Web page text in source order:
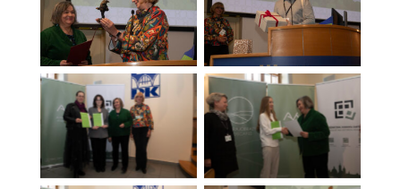
Brak podpisu Brak podpisu
Brak podpisu Brak podpisu